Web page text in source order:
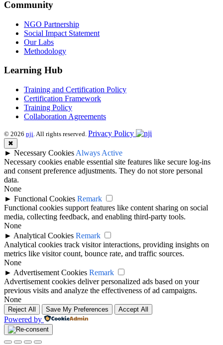
Community
NGO Partnership
Social Impact Statement
Our Labs
Methodology
Learning Hub
Training and Certification Policy
Certification Framework
Training Policy
Collaboration Agreements
© 2026 nji. All rights reserved. Privacy Policy
✖
► Necessary Cookies Always Active
Necessary cookies enable essential site features like secure log-ins
and consent preference adjustments. They do not store personal
data.
None
► Functional Cookies Remark
Functional cookies support features like content sharing on social
media, collecting feedback, and enabling third-party tools.
None
► Analytical Cookies Remark
Analytical cookies track visitor interactions, providing insights on
metrics like visitor count, bounce rate, and traffic sources.
None
► Advertisement Cookies Remark
Advertisement cookies deliver personalized ads based on your
previous visits and analyze the effectiveness of ad campaigns.
None
Reject All Save My Preferences Accept All
Powered by